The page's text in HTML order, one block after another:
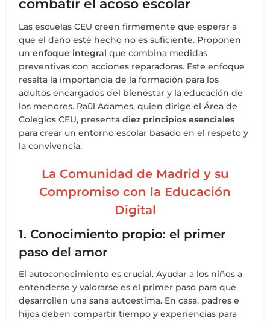
combatir el acoso escolar
Las escuelas CEU creen firmemente que esperar a
que el daño esté hecho no es suficiente. Proponen
unenfoque integral que combina medidas
preventivas con acciones reparadoras. Este enfoque
resalta la importancia de la formación para los
adultos encargados del bienestar y la educación de
los menores. Raül Adames, quien dirige el Área de
Colegios CEU, presentadiez principios esenciales
para crear un entorno escolar basado en el respeto y
la convivencia.
La Comunidad de Madrid y su
Compromiso con la Educación
Digital
1. Conocimiento propio: el primer
paso del amor
El autoconocimiento es crucial. Ayudar a los niños a
entenderse y valorarse es el primer paso para que
desarrollen una sana autoestima. En casa, padres e
hijos deben compartir tiempo y experiencias para